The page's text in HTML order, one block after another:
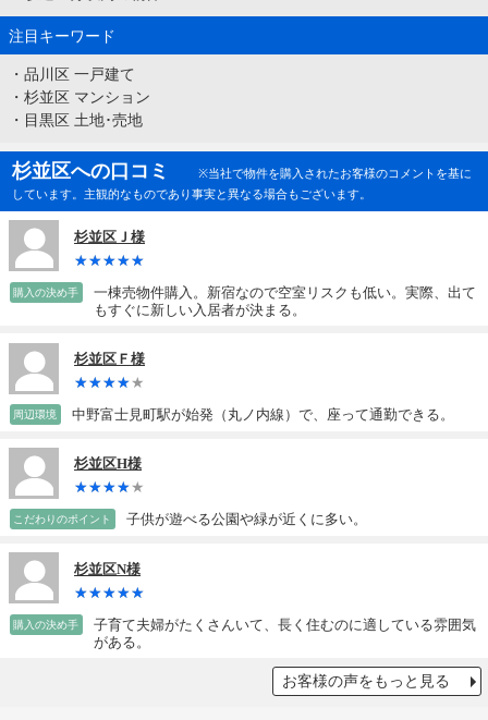
注目キーワード
・ 品川区 一戸建て
・ 杉並区 マンション
・ 目黒区 土地･売地
杉並区への口コミ
※当社で物件を購入されたお客様のコメントを基に
しています。主観的なものであり事実と異なる場合もございます。
杉並区Ｊ様
購入の決め手
一棟売物件購入。新宿なので空室リスクも低い。実際、出て
もすぐに新しい入居者が決まる。
杉並区Ｆ様
周辺環境 中野富士見町駅が始発（丸ノ内線）で、座って通勤できる。
杉並区H様
こだわりのポイント 子供が遊べる公園や緑が近くに多い。
杉並区N様
購入の決め手
子育て夫婦がたくさんいて、長く住むのに適している雰囲気
がある。
お客様の声をもっと見る